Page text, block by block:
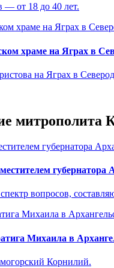
— от 18 до 40 лет.
храме на Яграх в
на Яграх в
митрополита
вопросов,
Михаила в
Корнилий.